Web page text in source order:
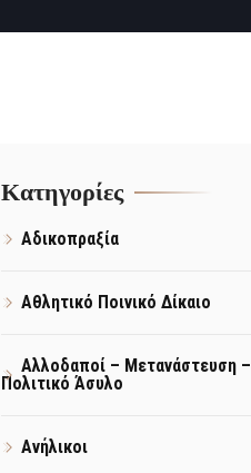
Kατηγορίες
Αδικοπραξία
Αθλητικό Ποινικό Δίκαιο
Αλλοδαποί – Μετανάστευση –
Πολιτικό Άσυλο
Ανήλικοι